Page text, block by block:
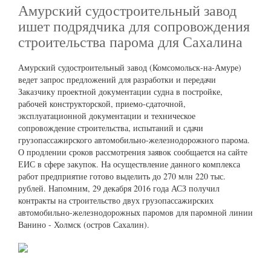
Амурский судостроительный завод
ишет подрядчика для сопровождения
строительства парома для Сахалина
Амурский судостроительный завод (Комсомольск-на-Амуре)
ведет запрос предложений для разработки и передачи
Заказчику проектной документации судна в постройке,
рабочей конструкторской, приемо-сдаточной,
эксплуатационной документации и техническое
сопровождение строительства, испытаний и сдачи
грузопассажирского автомобильно-железнодорожного парома.
О продлении сроков рассмотрения заявок сообщается на сайте
ЕИС в сфере закупок. На осуществление данного комплекса
работ предприятие готово выделить до 270 млн 220 тыс.
рублей. Напомним, 29 декабря 2016 года АСЗ получил
контракты на строительство двух грузопассажирских
автомобильно-железнодорожных паромов для паромной линии
Ванино - Холмск (остров Сахалин).